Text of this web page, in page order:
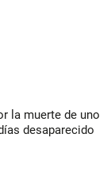
la muerte de uno
desaparecido